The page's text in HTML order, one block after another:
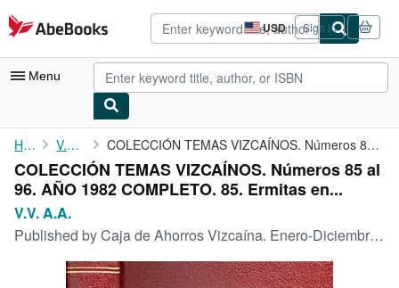
Skip to main content
AbeBooks.com USD
Site
shopping
preferences
Sign in
Menu
My Account
My Purchases
Advanced Search
Browse Collections
Rare Books
Home V.V. A.A. COLECCIÓN TEMAS VIZCAÍNOS. Números 85 al 96. AÑO 1982 COMPLETO. ...
COLECCIÓN TEMAS VIZCAÍNOS. Números 85 al
96. AÑO 1982 COMPLETO. 85. Ermitas en...
V.V. A.A.
Published byCaja de Ahorros Vizcaína. Enero-Diciembre 1982., Bilbao., 1982